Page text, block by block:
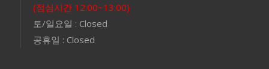
(점심시간 12:00~13:00)
토/일요일 : Closed
공휴일 : Closed